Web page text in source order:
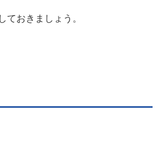
おきましょう。